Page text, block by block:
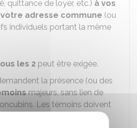
quittance de loyer, etc.) à vos
votre adresse commune (ou
individuels portant la même
les 2 peut être exigée.
la présence (ou des
majeurs, sans lien de
Les témoins doivent
d'identité.